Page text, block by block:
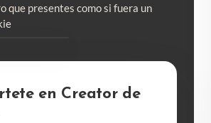
que presentes como si fuera un
en Creator de